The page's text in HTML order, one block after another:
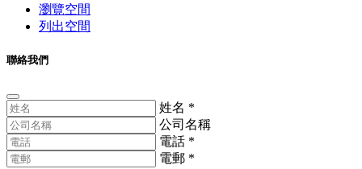
瀏覽空間
列出空間
聯絡我們
姓名 *
公司名稱
電話 *
電郵 *